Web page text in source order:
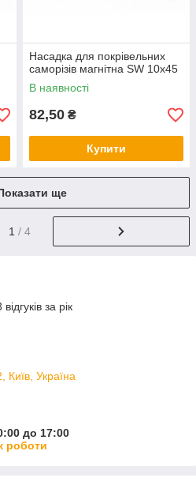
Насадка для покрівельних
саморізів магнітна SW 10х45
В наявності
82,50 ₴
Купити
ще
1 / 4
за рік
Київ, Україна
до 17:00
роботи